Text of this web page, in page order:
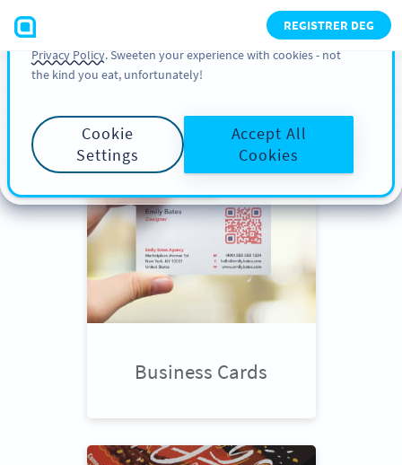
REGISTRER DEG
Scroll down
to see QR Code use
cases
Business Cards
You can also find more information about cookies, our
analytic activities and your rights in our
Cookie Policyand
Privacy Policy. Sweeten your experience with cookies - not
the kind you eat, unfortunately!
Cookie
Settings
Accept All
Cookies